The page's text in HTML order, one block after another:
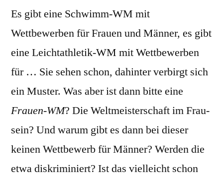
Es gibt eine Schwimm-WM mit
Wettbewerben für Frauen und Männer, es gibt
eine Leichtathletik-WM mit Wettbewerben
für … Sie sehen schon, dahinter verbirgt sich
ein Muster. Was aber ist dann bitte eine
Frauen-WM? Die Weltmeisterschaft im Frau-
sein? Und warum gibt es dann bei dieser
keinen Wettbewerb für Männer? Werden die
etwa diskriminiert? Ist das vielleicht schon